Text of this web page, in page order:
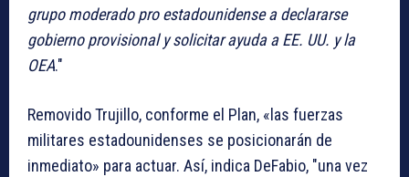
grupo moderado pro estadounidense a declararse
gobierno provisional y solicitar ayuda a EE. UU. y la
OEA."
Removido Trujillo, conforme el Plan, «las fuerzas
militares estadounidenses se posicionarán de
inmediato» para actuar. Así, indica DeFabio, "una vez